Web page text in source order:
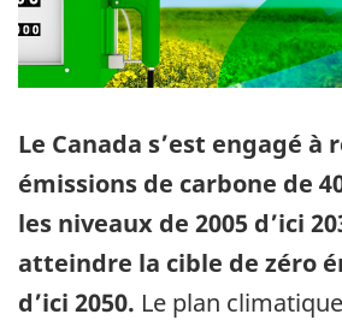
Le Canada s’est engagé à
émissions de carbone de
les niveaux de 2005 d’ici
atteindre la cible de zéro
d’ici 2050. Le plan